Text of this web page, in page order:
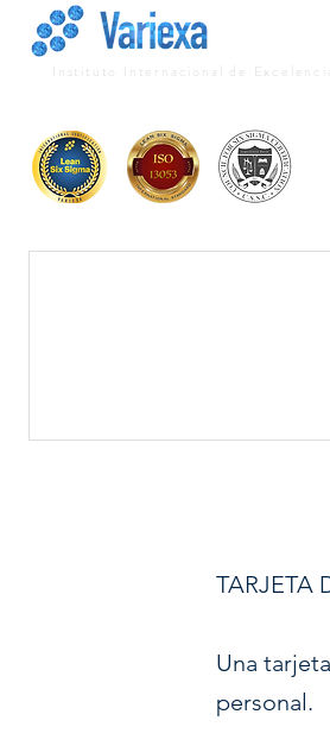
Instituto Internacional de
TARJETA
Una
personal.